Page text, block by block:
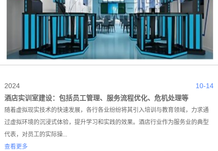
10-14
2024
酒店实训室建设：包括员工管理、服务流程优化、危机处理等
随着虚拟现实技术的快速发展，各行各业纷纷将其引入培训与教育领域，力求通
过虚拟环境的沉浸式体验，提升学习和实践的效果。酒店行业作为服务业的典型
代表，对员工的实际操...
查看更多